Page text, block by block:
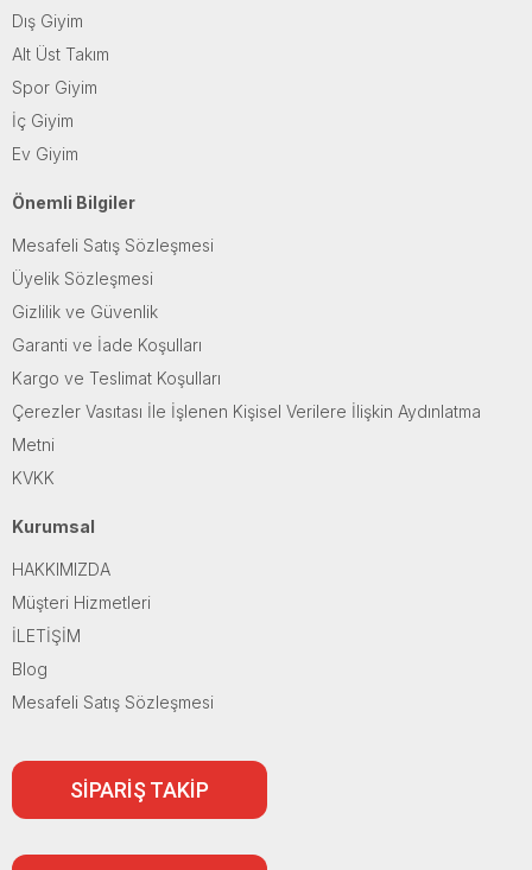
Dış Giyim
Alt Üst Takım
Spor Giyim
İç Giyim
Ev Giyim
Önemli Bilgiler
Mesafeli Satış Sözleşmesi
Üyelik Sözleşmesi
Gizlilik ve Güvenlik
Garanti ve İade Koşulları
Kargo ve Teslimat Koşulları
Çerezler Vasıtası İle İşlenen Kişisel Verilere İlişkin Aydınlatma
Metni
KVKK
Kurumsal
HAKKIMIZDA
Müşteri Hizmetleri
İLETİŞİM
Blog
Mesafeli Satış Sözleşmesi
SİPARİŞ TAKİP